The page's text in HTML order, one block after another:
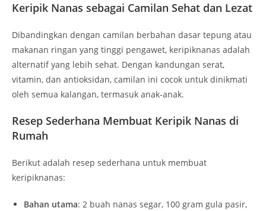
Keripik Nanas sebagai Camilan Sehat dan Lezat
Dibandingkan dengan camilan berbahan dasar tepung atau
makanan ringan yang tinggi pengawet, keripiknanas adalah
alternatif yang lebih sehat. Dengan kandungan serat,
vitamin, dan antioksidan, camilan ini cocok untuk dinikmati
oleh semua kalangan, termasuk anak-anak.
Resep Sederhana Membuat Keripik Nanas di
Rumah
Berikut adalah resep sederhana untuk membuat
keripiknanas:
Bahan utama: 2 buah nanas segar, 100 gram gula pasir,